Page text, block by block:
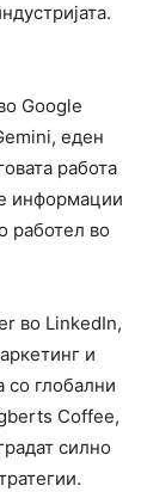
Google
еден
работа
информации
работел во
во LinkedIn,
и
со глобални
Coffee,
силно